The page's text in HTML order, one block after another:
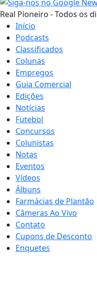
Real Pioneiro - Todos os
Início
Podcasts
Classificados
Colunas
Empregos
Guia Comercial
Edições
Notícias
Futebol
Concursos
Colunistas
Notas
Eventos
Vídeos
Álbuns
Farmácias de Plantão
Câmeras Ao Vivo
Contato
Cupons de Desconto
Enquetes